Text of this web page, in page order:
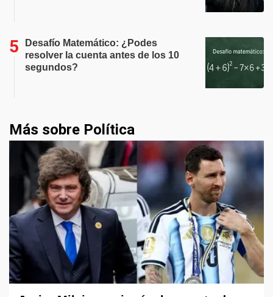
Desafío Matemático: ¿Podes
resolver la cuenta antes de los 10
segundos?
Más sobre Política